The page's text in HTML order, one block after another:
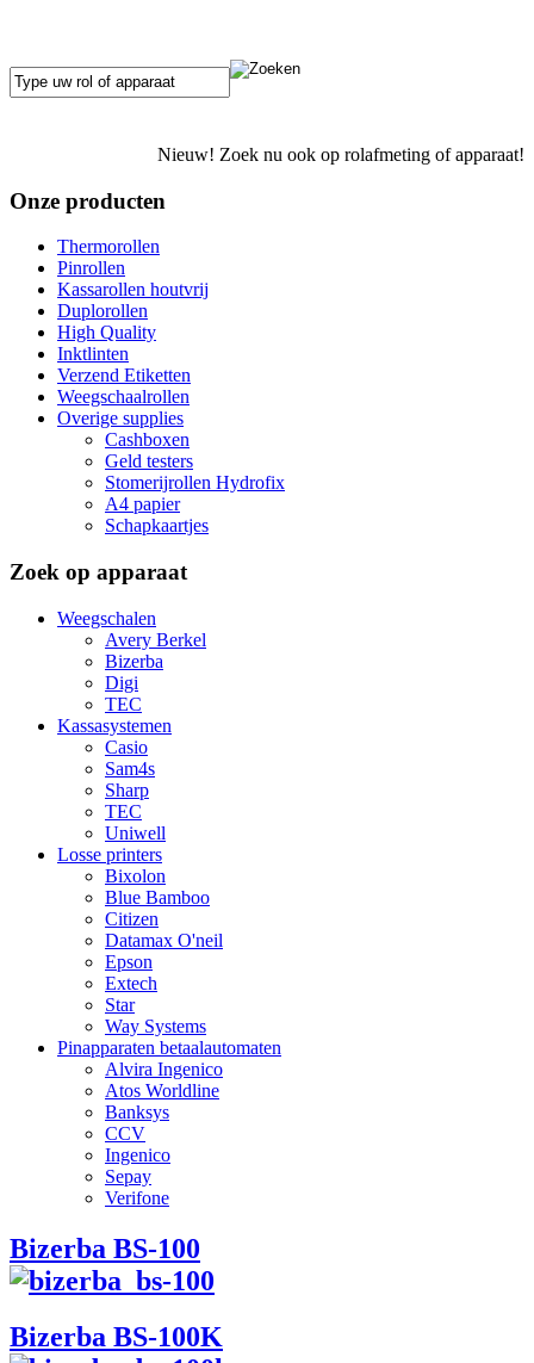
Nieuw! Zoek nu ook op rolafmeting of apparaat!
Onze producten
Thermorollen
Pinrollen
Kassarollen houtvrij
Duplorollen
High Quality
Inktlinten
Verzend Etiketten
Weegschaalrollen
Overige supplies
Cashboxen
Geld testers
Stomerijrollen Hydrofix
A4 papier
Schapkaartjes
Zoek op apparaat
Weegschalen
Avery Berkel
Bizerba
Digi
TEC
Kassasystemen
Casio
Sam4s
Sharp
TEC
Uniwell
Losse printers
Bixolon
Blue Bamboo
Citizen
Datamax O'neil
Epson
Extech
Star
Way Systems
Pinapparaten betaalautomaten
Alvira Ingenico
Atos Worldline
Banksys
CCV
Ingenico
Sepay
Verifone
Bizerba BS-100
Bizerba BS-100K